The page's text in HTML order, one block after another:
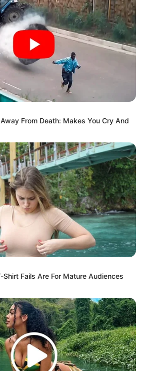
From Death: Makes You Cry And
Fails Are For Mature Audiences